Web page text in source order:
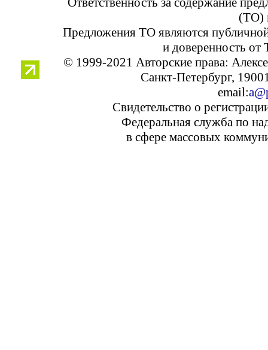
(ТО)
Предложения ТО являются
и доверенность от
© 1999-2021 Авторские права:
Санкт-Петербург,
email:
Свидетельство о
Федеральная служба по
в сфере массовых